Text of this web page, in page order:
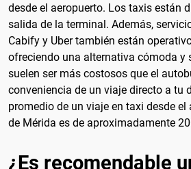
desde el aeropuerto. Los taxis están
salida de la terminal. Además,
Cabify y Uber también están
ofreciendo una alternativa cómoda y
suelen ser más costosos que el
conveniencia de un viaje directo a tu
promedio de un viaje en taxi desde el
de Mérida es de aproximadamente
¿Es recomendable